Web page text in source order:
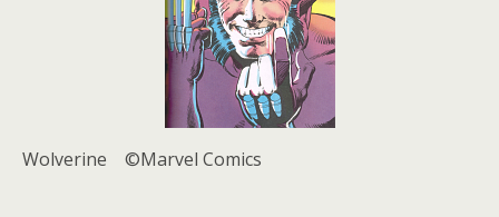
Wolverine ©Marvel Comics